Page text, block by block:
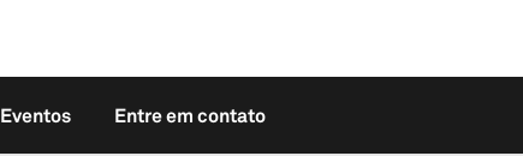
Eventos Entre em contato